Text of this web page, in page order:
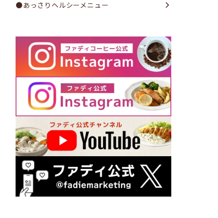
●あっさりヘルシーメニュー